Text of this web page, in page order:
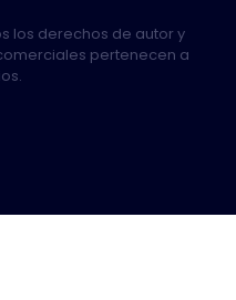
los derechos de autor y
pertenecen a